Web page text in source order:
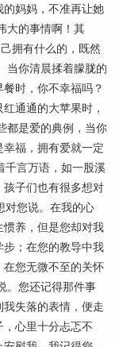
妈妈，不准再让她
的事情啊！其
拥有什么的，既然
你清晨揉着朦胧的
时，你不幸福吗？
通通的大苹果时，
是爱的典例，当你
福，拥有爱就一定
言万语，如一股溪
子们也有很多想对
说。在我的心
养，但是您却对我
；在您的教导中我
您无微不至的关怀
您还记得那件事
失落的表情，便走
心里十分忐忑不